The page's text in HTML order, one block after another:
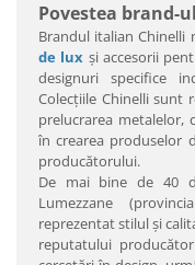
Povestea brand-
Brandul italian Chinelli
de lux şi accesorii
designuri specifice
Colecţiile Chinelli sunt
prelucrarea metalelor,
în crearea produselor
producătorului.
De mai bine de 40
Lumezzane
reprezentat stilul şi
reputatului